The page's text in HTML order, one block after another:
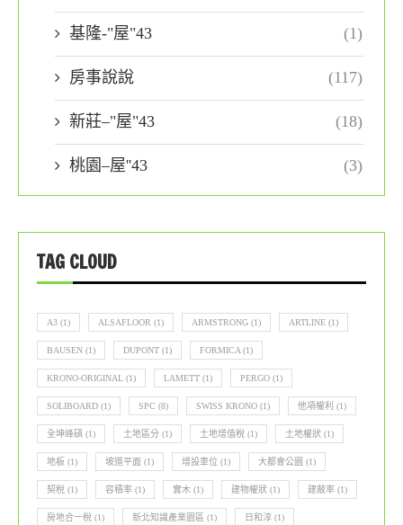
基隆-"屋"43 (1)
房事說說 (117)
新莊–"屋"43 (18)
桃園–屋''43 (3)
TAG CLOUD
A3 (1) ALSAFLOOR (1) ARMSTRONG (1) ARTLINE (1)
BAUSEN (1) DUPONT (1) FORMICA (1)
KRONO-ORIGINAL (1) LAMETT (1) PERGO (1)
SOLIBOARD (1) SPC (8) SWISS KRONO (1) 他項權利 (1)
全坤峰碩 (1) 土地區分 (1) 土地增值稅 (1) 土地權狀 (1)
地板 (1) 坡道平面 (1) 增設車位 (1) 大都會公園 (1)
契稅 (1) 容積率 (1) 實木 (1) 建物權狀 (1) 建蔽率 (1)
房地合一稅 (1) 新北知識產業園區 (1) 日和淳 (1)